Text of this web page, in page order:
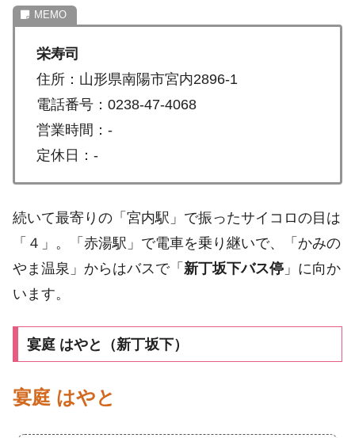
栄寿司
住所：山形県南陽市宮内2896-1
電話番号：0238-47-4068
営業時間：-
定休日：-
続いて最寄りの「宮内駅」で振ったサイコロの目は
「４」。「赤湯駅」で電車を乗り継いで、「かみの
やま温泉」からはバスで「 新丁坂下バス停 」に向か
います。
宴庭 はやと（新丁坂下）
宴庭 はやと